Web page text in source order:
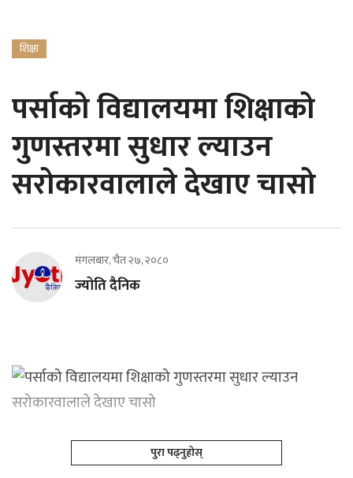
शिक्षा
पर्साको विद्यालयमा शिक्षाको
गुणस्तरमा सुधार ल्याउन
सरोकारवालाले देखाए चासो
मंगलबार, चैत २७, २०८०
ज्योति दैनिक
पुरा पढ्नुहोस्